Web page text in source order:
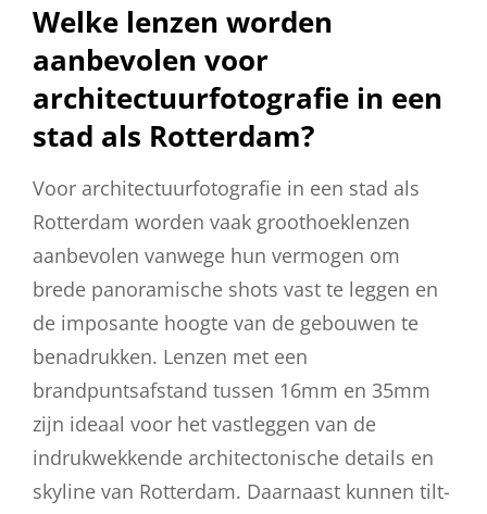
Welke lenzen worden
aanbevolen voor
architectuurfotografie in een
stad als Rotterdam?
Voor architectuurfotografie in een stad als
Rotterdam worden vaak groothoeklenzen
aanbevolen vanwege hun vermogen om
brede panoramische shots vast te leggen en
de imposante hoogte van de gebouwen te
benadrukken. Lenzen met een
brandpuntsafstand tussen 16mm en 35mm
zijn ideaal voor het vastleggen van de
indrukwekkende architectonische details en
skyline van Rotterdam. Daarnaast kunnen tilt-